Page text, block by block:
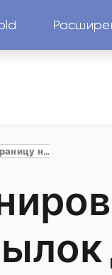
Как автоматически сканировать веб-страницу на наличие ссылок для скачивания